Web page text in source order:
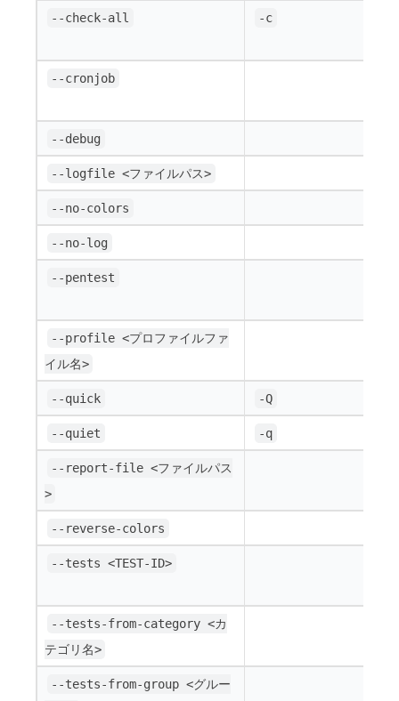
--check-all -c
--cronjob
--debug
--logfile <ファイルパス>
--no-colors
--no-log
--pentest
--profile <プロファイルファ
イル名>
--quick -Q
--quiet -q
--report-file <ファイルパス
>
--reverse-colors
--tests <TEST-ID>
--tests-from-category <カ
テゴリ名>
--tests-from-group <グルー